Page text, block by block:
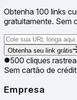
Obtenha 100 links
gratuitamente. Sem
Obtenha seu link grátis
500 cliques
Sem cartão de
Empresa